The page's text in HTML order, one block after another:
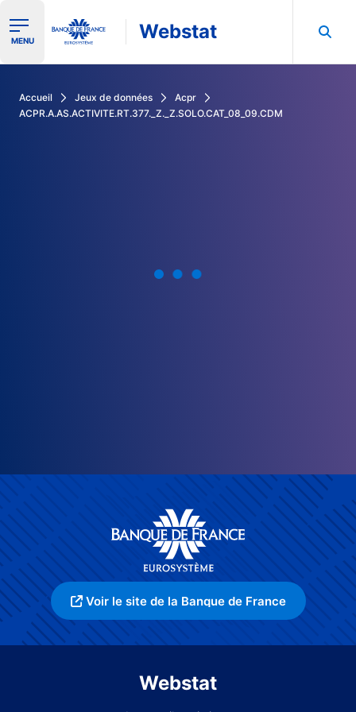
Ouvrir le menu de navigation
MENU Webstat
Accueil Jeux de données
Acpr
ACPR.A.AS.ACTIVITE.RT.377._Z._Z.SOLO.CAT_08_09.CDM
Voir le site de la Banque de France
Webstat